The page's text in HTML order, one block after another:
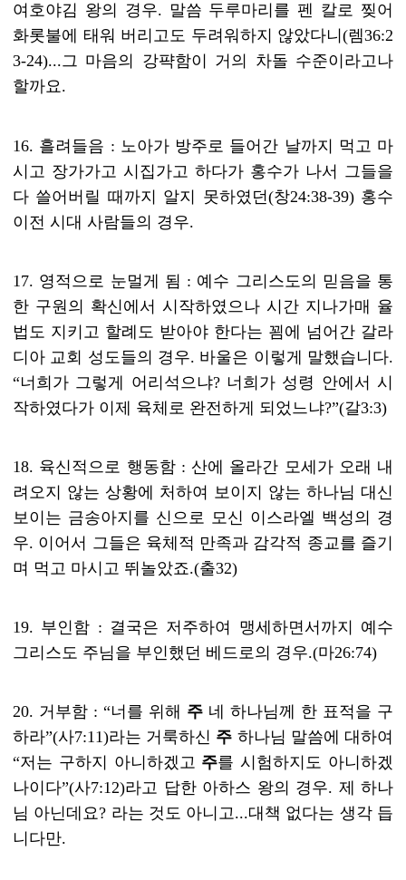
여호야김 왕의 경우. 말씀 두루마리를 펜 칼로 찢어
화롯불에 태워 버리고도 두려워하지 않았다니 (렘36:2
3-24)...그 마음의 강퍅함이 거의 차돌 수준이라고나
할까요.
16. 흘려들음 : 노아가 방주로 들어간 날까지 먹고 마
시고 장가가고 시집가고 하다가 홍수가 나서 그들을
다 쓸어버릴 때까지 알지 못하였던(창24:38-39) 홍수
이전 시대 사람들의 경우.
17. 영적으로 눈멀게 됨 : 예수 그리스도의 믿음을 통
한 구원의 확신에서 시작하였으나 시간 지나가매 율
법도 지키고 할례도 받아야 한다는 꾐에 넘어간 갈라
디아 교회 성도들의 경우. 바울은 이렇게 말했습니다.
“너희가 그렇게 어리석으냐? 너희가 성령 안에서 시
작하였다가 이제 육체로 완전하게 되었느냐?”(갈3:3)
18. 육신적으로 행동함 : 산에 올라간 모세가 오래 내
려오지 않는 상황에 처하여 보이지 않는 하나님 대신
보이는 금송아지를 신으로 모신 이스라엘 백성의 경
우. 이어서 그들은 육체적 만족과 감각적 종교를 즐기
며 먹고 마시고 뛰놀았죠.(출32)
19. 부인함 : 결국은 저주하여 맹세하면서까지 예수
그리스도 주님을 부인했던 베드로의 경우.(마26:74)
20. 거부함 : “너를 위해 주 네 하나님께 한 표적을 구
하라”(사7:11)라는 거룩하신 주 하나님 말씀에 대하여
“저는 구하지 아니하겠고 주를 시험하지도 아니하겠
나이다”(사7:12)라고 답한 아하스 왕의 경우. 제 하나
님 아닌데요 ? 라는 것도 아니고 ...대책 없다는 생각 듭
니다만.